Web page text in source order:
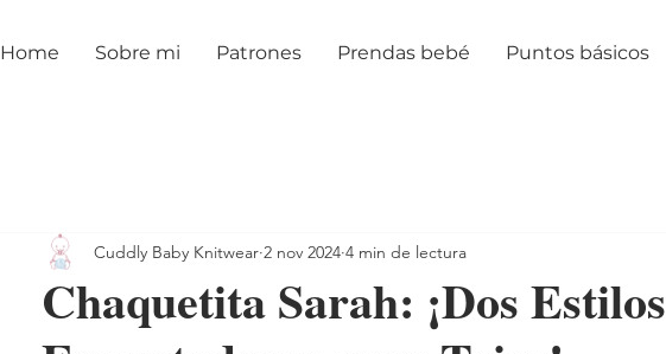
Home Sobre mi Patrones Prendas bebé Puntos básicos
Chaquetita Sarah: ¡Dos Estilos
Cuddly Baby Knitwear 2 nov 2024 4 min de lectura